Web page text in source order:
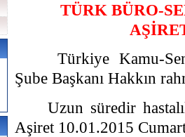
TÜRK BÜRO-
Türkiye Kamu-
Şube Başkanı Hakkın
Uzun süredir
Aşiret 10.01.2015